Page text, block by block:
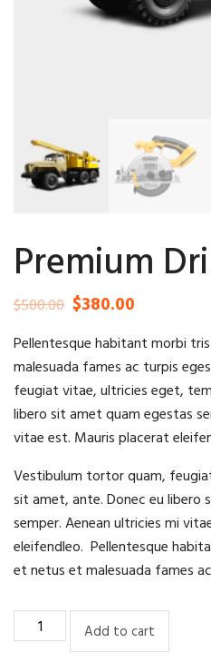
Premium
$500.00 $380.00
Pellentesque habitant morbi
malesuada fames ac turpis
feugiat vitae, ultricies eget,
libero sit amet quam egestas
vitae est. Mauris placerat
Vestibulum tortor quam,
sit amet, ante. Donec eu libero
semper. Aenean ultricies mi
eleifendleo. Pellentesque
et netus et malesuada fames
Premium
Drilling
Add to cart